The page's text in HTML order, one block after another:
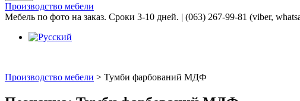
Производство мебели
Мебель по фото на заказ. Сроки 3-10 дней. | (063) 267-99-81 (viber,
Производство мебели > Тумби фарбований МДФ